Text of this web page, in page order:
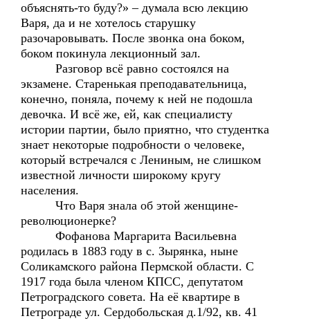
объяснять-то буду?» – думала всю лекцию
Варя, да и не хотелось старушку
разочаровывать. После звонка она боком,
боком покинула лекционный зал.
Разговор всё равно состоялся на
экзамене. Старенькая преподавательница,
конечно, поняла, почему к ней не подошла
девочка. И всё же, ей, как специалисту
истории партии, было приятно, что студентка
знает некоторые подробности о человеке,
который встречался с Лениным, не слишком
известной личности широкому кругу
населения.
Что Варя знала об этой женщине-
революционерке?
Фофанова Маргарита Васильевна
родилась в 1883 году в с. Зырянка, ныне
Соликамского района Пермской области. С
1917 года была членом КПСС, депутатом
Петроградского совета. На её квартире в
Петрограде ул. Сердобольская д.1/92, кв. 41